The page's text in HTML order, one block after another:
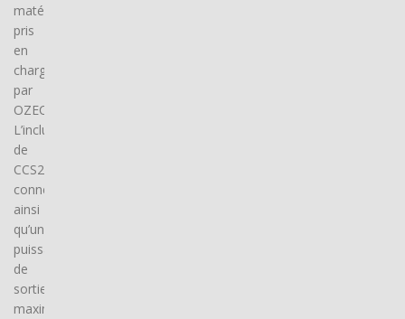
matériel
pris
en
charge
par
OZECAR.
L’inclusion
de
CCS2
connector(s),
ainsi
qu’une
puissance
de
sortie
maximale